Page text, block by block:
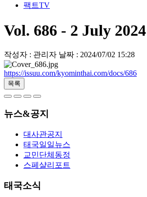
팩트TV
Vol. 686 - 2 July 2024
작성자 : 관리자 날짜 : 2024/07/02 15:28
https://issuu.com/kyominthai.com/docs/686
목록
뉴스&공지
대사관공지
태국일일뉴스
교민단체동정
스페샬리포트
태국소식